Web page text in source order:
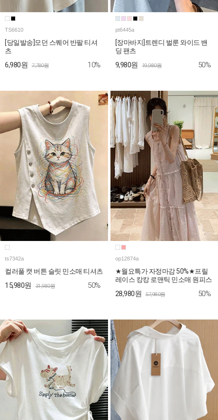
TS6610
[당일발송]모던 스퀘어 반팔 티셔
츠
6,980원 7,780원 10%
pt6445a
[장마바지]트렌디 벌룬 와이드 밴
딩 팬츠
9,980원 19,980원 50%
ts7342a
컬러풀 캣 버튼 슬릿 민소매 티셔츠
15,980원 31,980원 50%
op12874a
★월요특가 자정마감 50%★프릴
레이스 캉캉 로맨틱 민소매 원피스
28,980원 57,980원 50%